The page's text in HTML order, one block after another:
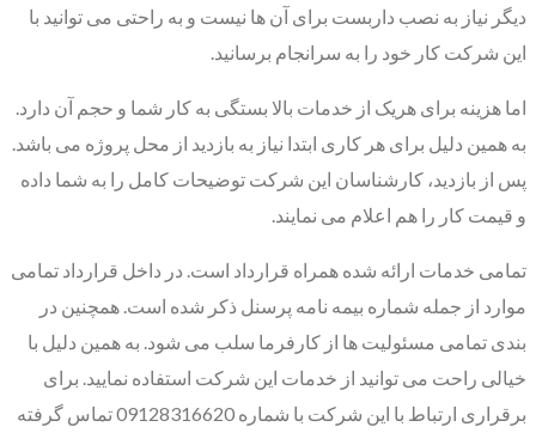
دیگر نیاز به نصب داربست برای آن ها نیست و به راحتی می توانید با
این شرکت کار خود را به سرانجام برسانید.
اما هزینه برای هریک از خدمات بالا بستگی به کار شما و حجم آن دارد.
به همین دلیل برای هر کاری ابتدا نیاز به بازدید از محل پروژه می باشد.
پس از بازدید، کارشناسان این شرکت توضیحات کامل را به شما داده
و قیمت کار را هم اعلام می نمایند.
تمامی خدمات ارائه شده همراه قرارداد است. در داخل قرارداد تمامی
موارد از جمله شماره بیمه نامه پرسنل ذکر شده است. همچنین در
بندی تمامی مسئولیت ها از کارفرما سلب می شود. به همین دلیل با
خیالی راحت می توانید از خدمات این شرکت استفاده نمایید. برای
برقراری ارتباط با این شرکت با شماره 09128316620 تماس گرفته